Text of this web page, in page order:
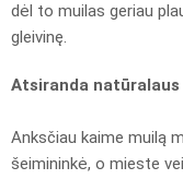
dėl to muilas geriau
gleivinę.
Atsiranda
Anksčiau kaime muilą
šeimininkė, o mieste